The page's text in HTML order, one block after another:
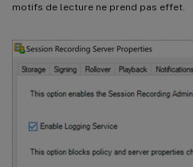
motifs de lecture ne prend pas effet.